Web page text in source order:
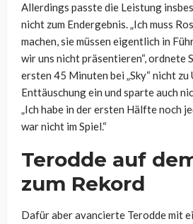
Allerdings passte die Leistung
nicht zum Endergebnis. „Ich muss
machen, sie müssen eigentlich in
wir uns nicht präsentieren“, ordnete
ersten 45 Minuten bei „Sky“ nicht zu
Enttäuschung ein und sparte auch
„Ich habe in der ersten Hälfte noch
war nicht im Spiel.“
Terodde auf
zum Rekord
Dafür aber avancierte Terodde mit